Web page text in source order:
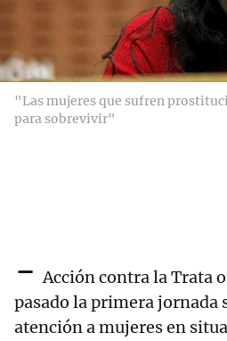
"Las mujeres que sufren
para sobrevivir"
- Acción contra la Trata
pasado la primera jornada
atención a mujeres en